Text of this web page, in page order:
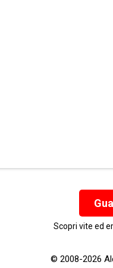
Scopri vite ed
© 2008-2026